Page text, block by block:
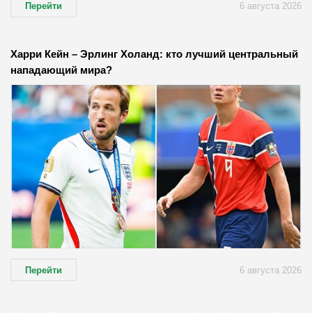
Перейти 6 августа 2026
Харри Кейн – Эрлинг Холанд: кто лучший центральный
нападающий мира?
Перейти 6 августа 2026